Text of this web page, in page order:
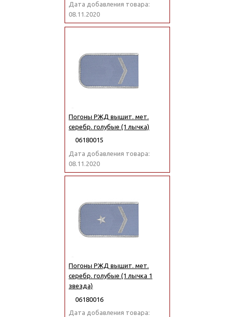
Дата добавления товара:
08.11.2020
Погоны РЖД вышит. мет.
серебр. голубые (1 лычка)
06180015
Дата добавления товара:
08.11.2020
Погоны РЖД вышит. мет.
серебр. голубые (1 лычка 1
звезда)
06180016
Дата добавления товара: